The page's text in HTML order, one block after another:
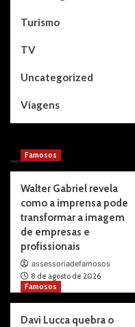
Turismo
TV
Uncategorized
Viagens
You may have missed
Famosos
Walter Gabriel revela
como a imprensa pode
transformar a imagem
de empresas e
profissionais
assessoriadefamosos
8 de agosto de 2026
Famosos
Davi Lucca quebra o